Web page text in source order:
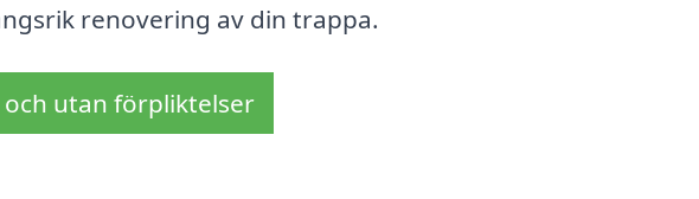
renovering av din trappa.
utan förpliktelser